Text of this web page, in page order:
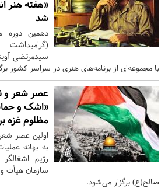
«هفته هنر
شد
دهمین دوره
با مجموعه‌ای از برنامه‌های هنری در سراسر کشور
عصر شعر و
«اشک و
مظلوم غزه
اولین عصر
به بهانه
رژیم
سازمان هیأت
صالح(ع) برگزار می‌شود.